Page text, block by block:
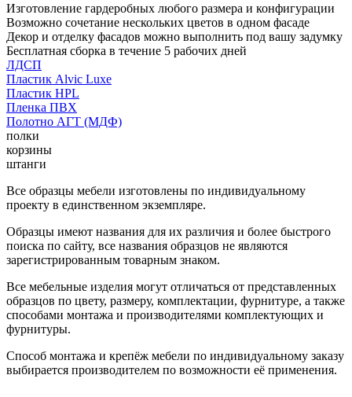
Изготовление гардеробных любого размера и конфигурации
Возможно сочетание нескольких цветов в одном фасаде
Декор и отделку фасадов можно выполнить под вашу задумку
Бесплатная сборка в течение 5 рабочих дней
ЛДСП
Пластик Alvic Luxe
Пластик HPL
Пленка ПВХ
Полотно АГТ (МДФ)
полки
корзины
штанги
Все образцы мебели изготовлены по индивидуальному
проекту в единственном экземпляре.
Образцы имеют названия для их различия и более быстрого
поиска по сайту, все названия образцов не являются
зарегистрированным товарным знаком.
Все мебельные изделия могут отличаться от представленных
образцов по цвету, размеру, комплектации, фурнитуре, а также
способами монтажа и производителями комплектующих и
фурнитуры.
Способ монтажа и крепёж мебели по индивидуальному заказу
выбирается производителем по возможности её применения.